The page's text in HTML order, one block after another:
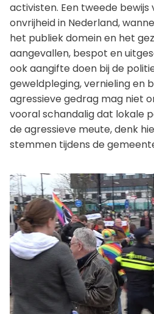
activisten. Een tweede
onvrijheid in Nederland,
het publiek domein en het
aangevallen, bespot en
ook aangifte doen bij de
geweldpleging, vernieling en
agressieve gedrag mag niet
vooral schandalig dat lokale
de agressieve meute, denk
stemmen tijdens de